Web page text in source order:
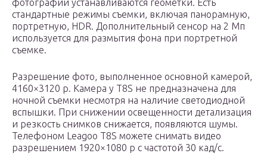
фотографии устанавливаются геометки. Есть
стандартные режимы съемки, включая панорамную,
портретную, HDR. Дополнительный сенсор на 2 Мп
используется для размытия фона при портретной
съемке.
Разрешение фото, выполненное основной камерой,
4160×3120 р. Камера у T8S не предназначена для
ночной съемки несмотря на наличие светодиодной
вспышки. При снижении освещенности детализация
и резкость снимков снижается, появляются шумы.
Телефоном Leagoo T8S можете снимать видео
разрешением 1920×1080 р с частотой 30 кад/с.